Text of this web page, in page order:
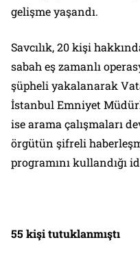
gelişme yaşandı.
Savcılık, 20 kişi
sabah eş zamanlı
şüpheli yakalanarak
İstanbul Emniyet
ise arama çalışmaları
örgütün şifreli
programını kullandığı
55 kişi tutuklanmıştı